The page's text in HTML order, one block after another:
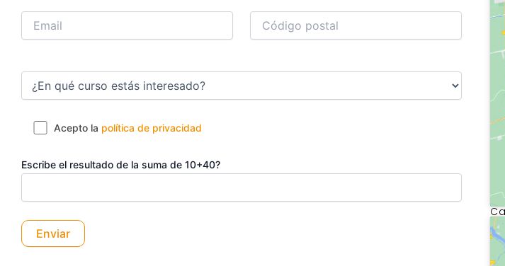
Acepto la política de privacidad
Escribe el resultado de la suma de 10+40?